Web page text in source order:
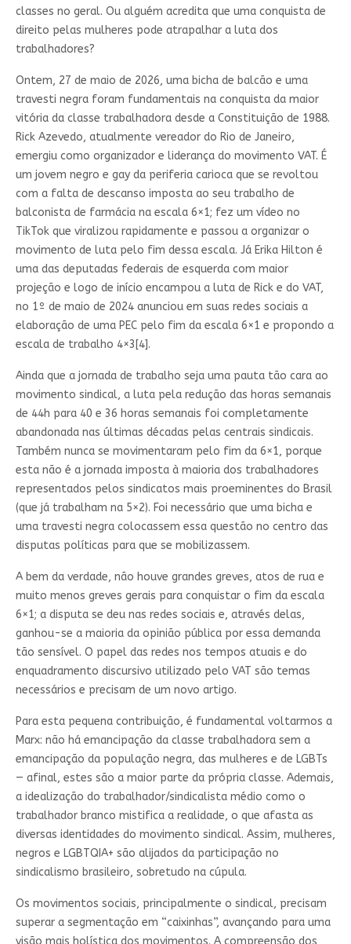
classes no geral. Ou alguém acredita que uma conquista de
direito pelas mulheres pode atrapalhar a luta dos
trabalhadores?
Ontem, 27 de maio de 2026, uma bicha de balcão e uma
travesti negra foram fundamentais na conquista da maior
vitória da classe trabalhadora desde a Constituição de 1988.
Rick Azevedo, atualmente vereador do Rio de Janeiro,
emergiu como organizador e liderança do movimento VAT. É
um jovem negro e gay da periferia carioca que se revoltou
com a falta de descanso imposta ao seu trabalho de
balconista de farmácia na escala 6×1; fez um vídeo no
TikTok que viralizou rapidamente e passou a organizar o
movimento de luta pelo fim dessa escala. Já Erika Hilton é
uma das deputadas federais de esquerda com maior
projeção e logo de início encampou a luta de Rick e do VAT,
no 1º de maio de 2024 anunciou em suas redes sociais a
elaboração de uma PEC pelo fim da escala 6×1 e propondo a
escala de trabalho 4×3[4].
Ainda que a jornada de trabalho seja uma pauta tão cara ao
movimento sindical, a luta pela redução das horas semanais
de 44h para 40 e 36 horas semanais foi completamente
abandonada nas últimas décadas pelas centrais sindicais.
Também nunca se movimentaram pelo fim da 6×1, porque
esta não é a jornada imposta à maioria dos trabalhadores
representados pelos sindicatos mais proeminentes do Brasil
(que já trabalham na 5×2). Foi necessário que uma bicha e
uma travesti negra colocassem essa questão no centro das
disputas políticas para que se mobilizassem.
A bem da verdade, não houve grandes greves, atos de rua e
muito menos greves gerais para conquistar o fim da escala
6×1; a disputa se deu nas redes sociais e, através delas,
ganhou-se a maioria da opinião pública por essa demanda
tão sensível. O papel das redes nos tempos atuais e do
enquadramento discursivo utilizado pelo VAT são temas
necessários e precisam de um novo artigo.
Para esta pequena contribuição, é fundamental voltarmos a
Marx: não há emancipação da classe trabalhadora sem a
emancipação da população negra, das mulheres e de LGBTs
— afinal, estes são a maior parte da própria classe. Ademais,
a idealização do trabalhador/sindicalista médio como o
trabalhador branco mistifica a realidade, o que afasta as
diversas identidades do movimento sindical. Assim, mulheres,
negros e LGBTQIA+ são alijados da participação no
sindicalismo brasileiro, sobretudo na cúpula.
Os movimentos sociais, principalmente o sindical, precisam
superar a segmentação em “caixinhas”, avançando para uma
visão mais holística dos movimentos. A compreensão dos